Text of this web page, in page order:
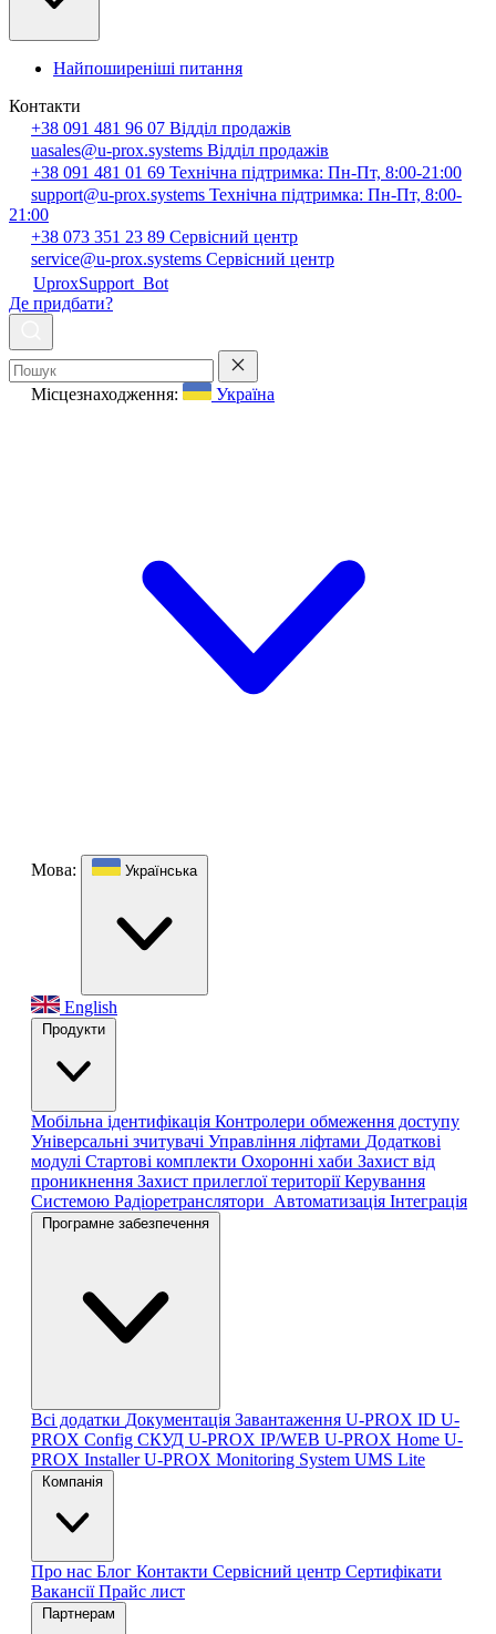
Найпоширеніші питання
Контакти
+38 091 481 96 07 Відділ продажів
uasales@u-prox.systems Відділ продажів
+38 091 481 01 69 Технічна підтримка: Пн-Пт, 8:00-21:00
support@u-prox.systems Технічна підтримка: Пн-Пт, 8:00-
21:00
+38 073 351 23 89 Сервісний центр
service@u-prox.systems Сервісний центр
UproxSupport_Bot
Де придбати?
Місцезнаходження: Україна
Мова: Українська
English
Продукти
Мобільна ідентифікація Контролери обмеження доступу
Універсальні зчитувачі Управління ліфтами Додаткові
модулі Стартові комплекти Охоронні хаби Захист від
проникнення Захист прилеглої територіїКерування
Системою Радіоретранслятори Автоматизація Інтеграція
Програмне забезпечення
Всі додатки Документація Завантаження U-PROX ID U-
PROX Config СКУД U-PROX IP/WEB U-PROX Home U-
PROX InstallerU-PROX Monitoring System UMS Lite
Компанія
Про нас Блог Контакти Сервісний центр Сертифікати
ВакансіїПрайс лист
Партнерам